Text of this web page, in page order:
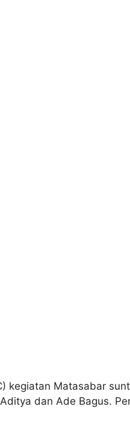
kegiatan Matasabar
dan Ade Bagus.